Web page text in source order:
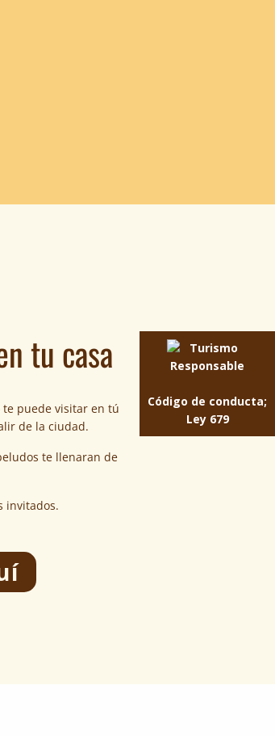
tu casa
te puede visitar en tú
de la ciudad.
te llenaran de
invitados.
Código de conducta;
Ley 679